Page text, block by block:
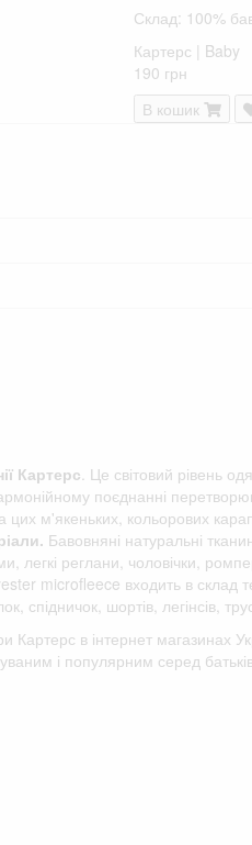
Склад: 100%
Картерс | Baby
190 грн
В кошик
Картерс . Це світовий рівень
поєднанні
цих м'якеньких, кольорових
Бавовняні натуральні
легкі реглани, чоловічки,
microfleece входить в
спідничок, шортів, легінсів,
Картерс в інтернет магазинах
і популярним серед